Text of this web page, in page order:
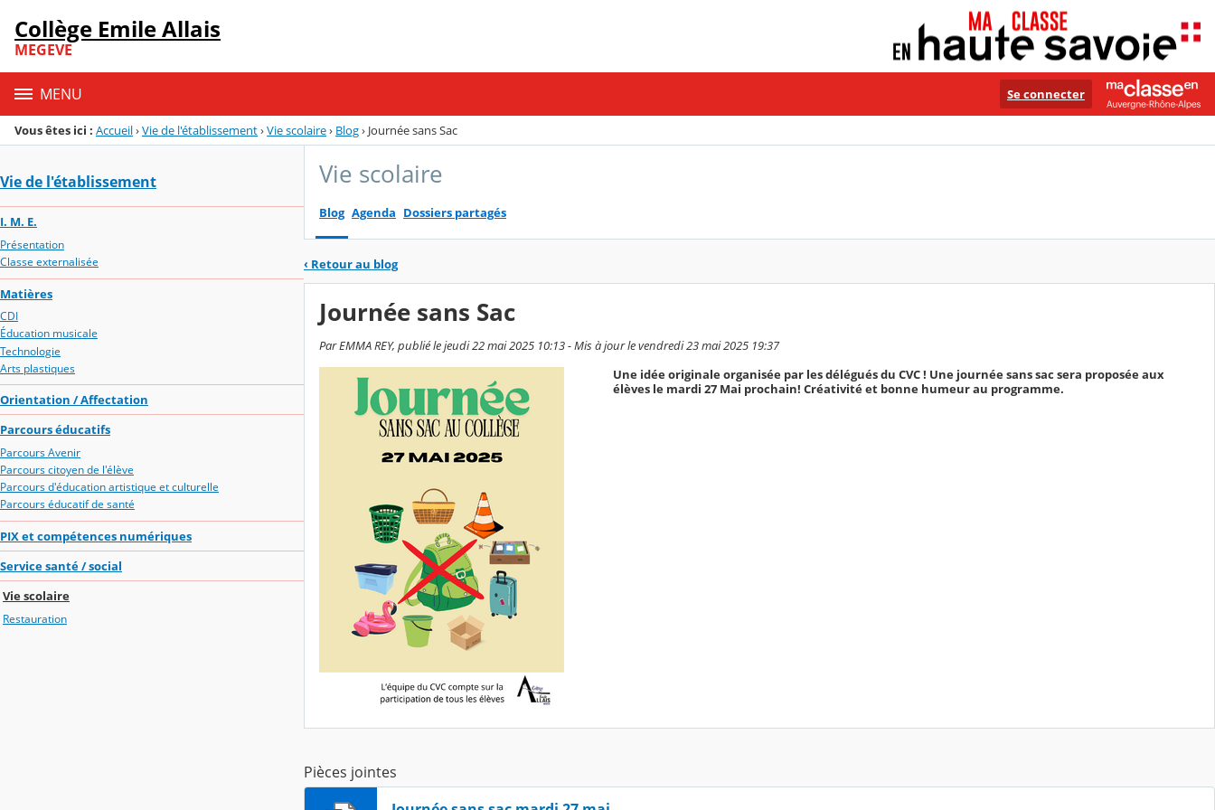
Menu de la rubrique
Contenu
Collège Emile Allais
MEGEVE
MENU Se connecter
Vous êtes ici : Accueil›Vie de l'établissement›Vie scolaire› Blog› Journée sans Sac
Vie de l'établissement
I. M. E.
Présentation
Classe externalisée
Matières
CDI
Éducation musicale
Technologie
Arts plastiques
Orientation / Affectation
Parcours éducatifs
Parcours Avenir
Parcours citoyen de l'élève
Parcours d'éducation artistique et culturelle
Parcours éducatif de santé
PIX et compétences numériques
Service santé / social
Vie scolaire
Restauration
Vie scolaire
Blog Agenda Dossiers partagés
‹ Retour au blog
Journée sans Sac
Par EMMA REY, publié le jeudi 22 mai 2025 10:13 - Mis à jour le vendredi 23 mai 2025 19:37
Une idée originale organisée par les délégués du CVC ! Une journée sans sac sera proposée aux
élèves le mardi 27 Mai prochain! Créativité et bonne humeur au programme.
Pièces jointes